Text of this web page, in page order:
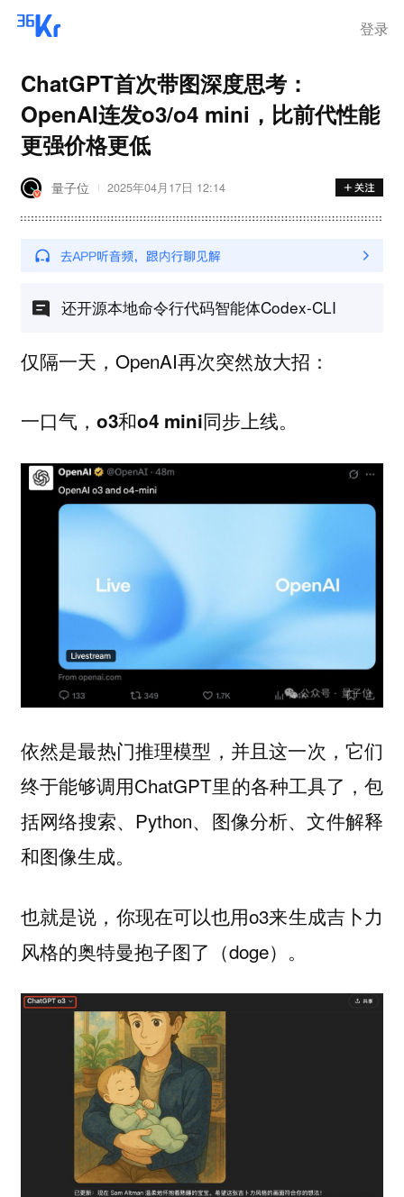
登录
ChatGPT首次带图深度思考：
OpenAI连发o3/o4 mini，比前代性能
更强价格更低
量子位 2025年04月17日 12:14
还开源本地命令行代码智能体Codex-CLI
仅隔一天，OpenAI再次突然放大招：
一口气， o3和o4 mini同步上线。
依然是最热门推理模型，并且这一次，它们
终于能够调用ChatGPT里的各种工具了，包
括网络搜索、Python、图像分析、文件解释
和图像生成。
也就是说，你现在可以也用o3来生成吉卜力
风格的奥特曼抱子图了（doge）。